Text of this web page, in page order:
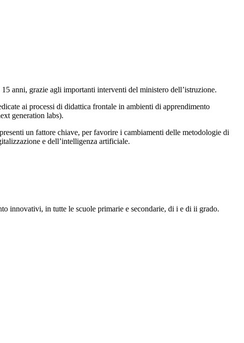
anni, grazie agli importanti interventi del ministero dell’istruzione.
ai processi di didattica frontale in ambienti di apprendimento
generation labs).
un fattore chiave, per favorire i cambiamenti delle metodologie di
e dell’intelligenza artificiale.
innovativi, in tutte le scuole primarie e secondarie, di i e di ii grado.